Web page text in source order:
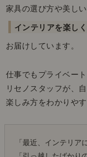
家具の選び方や美し
インテリアを楽し
お届けしています。
仕事でもプライベー
リセノスタッフが、
楽しみ方をわかりや
「最近、インテリア